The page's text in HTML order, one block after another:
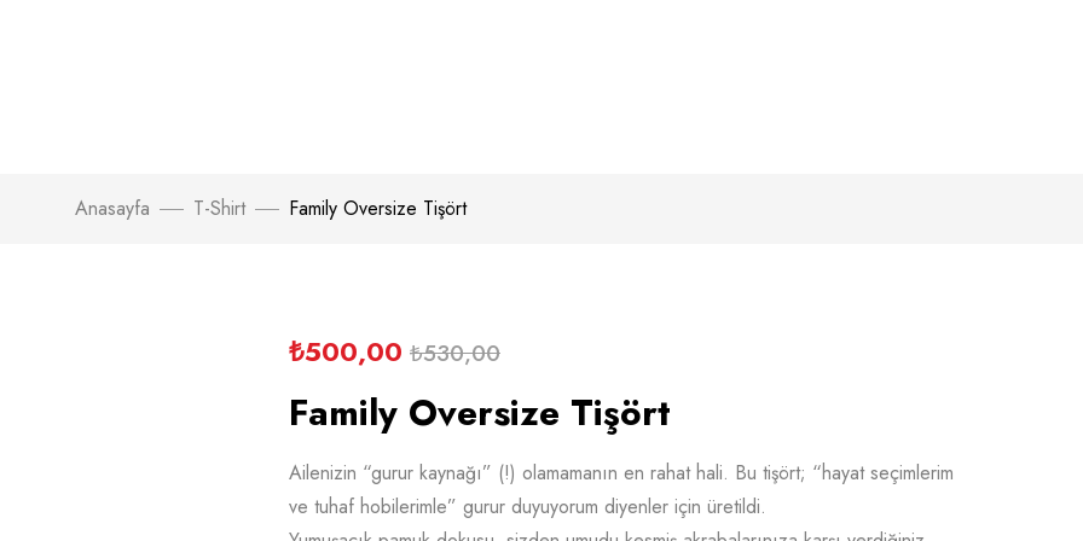
Anasayfa T-Shirt Family Oversize Tişört
₺500,00 ₺530,00
Family Oversize Tişört
Ailenizin “gurur kaynağı” (!) olamamanın en rahat hali. Bu tişört; “hayat seçimlerim
ve tuhaf hobilerimle” gurur duyuyorum diyenler için üretildi.